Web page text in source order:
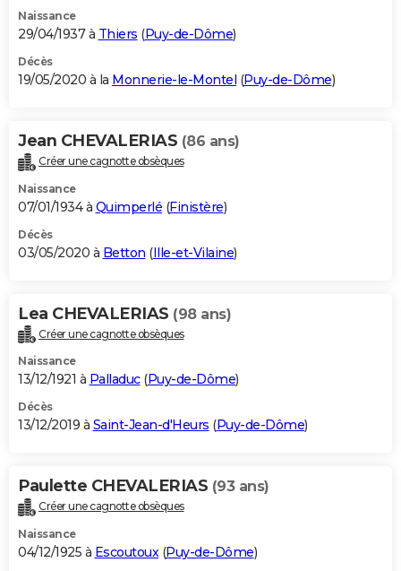
Naissance
29/04/1937 à Thiers (Puy-de-Dôme)
Décès
19/05/2020 à la Monnerie-le-Montel (Puy-de-Dôme)
Jean CHEVALERIAS (86 ans)
Créer une cagnotte obsèques
Naissance
07/01/1934 à Quimperlé (Finistère)
Décès
03/05/2020 à Betton (Ille-et-Vilaine)
Lea CHEVALERIAS (98 ans)
Créer une cagnotte obsèques
Naissance
13/12/1921 à Palladuc(Puy-de-Dôme)
Décès
13/12/2019 à Saint-Jean-d'Heurs (Puy-de-Dôme)
Paulette CHEVALERIAS (93 ans)
Créer une cagnotte obsèques
Naissance
04/12/1925 à Escoutoux(Puy-de-Dôme)